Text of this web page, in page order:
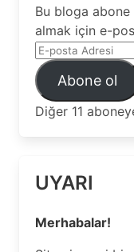
Bu bloga
almak için e-
E-
posta
AdresiAbone ol
Diğer 11
UYARI
Merhabalar!